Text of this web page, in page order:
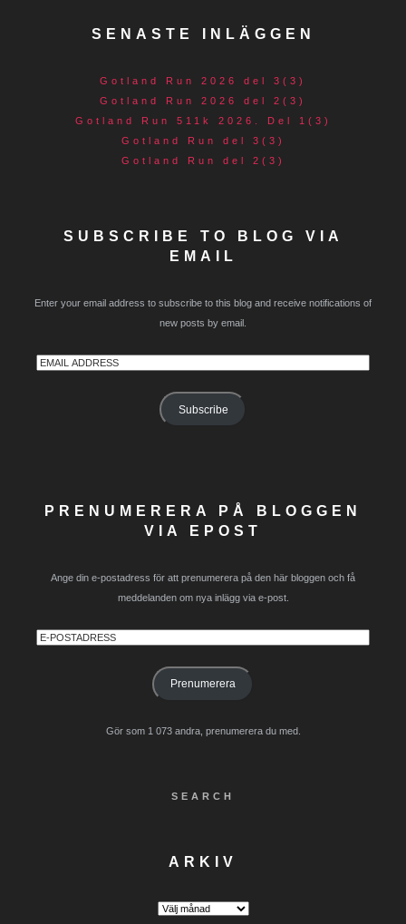
SENASTE INLÄGGEN
Gotland Run 2026 del 3(3)
Gotland Run 2026 del 2(3)
Gotland Run 511k 2026. Del 1(3)
Gotland Run del 3(3)
Gotland Run del 2(3)
SUBSCRIBE TO BLOG VIA
EMAIL
Enter your email address to subscribe to this blog and receive notifications of
new posts by email.
Email
Subscribe
PRENUMERERA PÅ BLOGGEN
VIA EPOST
Ange din e-postadress för att prenumerera på den här bloggen och få
meddelanden om nya inlägg via e-post.
E-
Prenumerera
Gör som 1 073 andra, prenumerera du med.
SEARCH
ARKIV
Arkiv